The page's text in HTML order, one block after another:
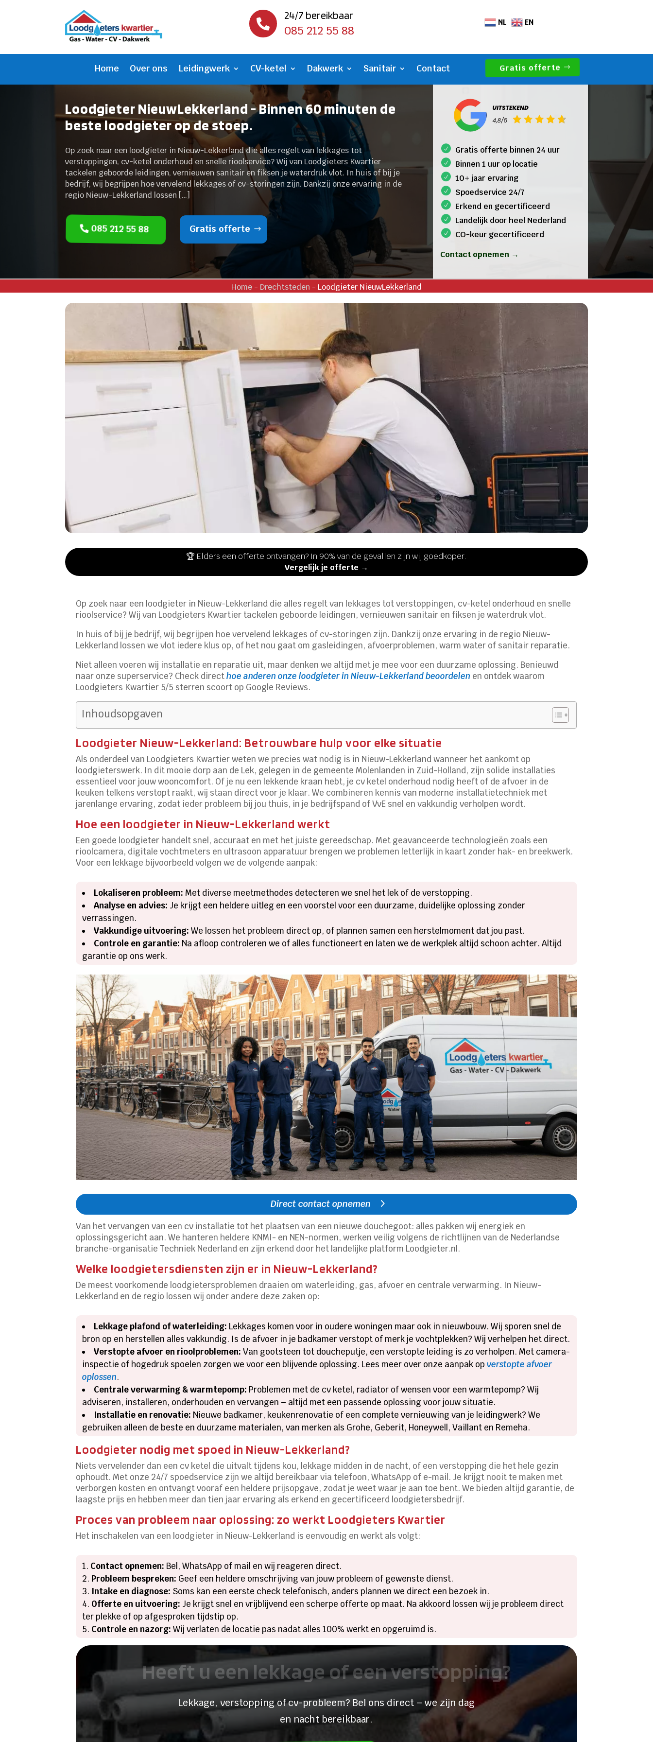

24/7 bereikbaar
085 212 55 88
NL EN
Home Over ons Leidingwerk CV-ketel Dakwerk Sanitair Contact Gratis offerte
Loodgieter NieuwLekkerland - Binnen 60 minuten de
beste loodgieter op de stoep.
Op zoek naar een loodgieter in Nieuw-Lekkerland die alles regelt van lekkages tot
verstoppingen, cv-ketel onderhoud en snelle rioolservice? Wij van Loodgieters Kwartier
tackelen geboorde leidingen, vernieuwen sanitair en fiksen je waterdruk vlot. In huis of bij je
bedrijf, wij begrijpen hoe vervelend lekkages of cv-storingen zijn. Dankzij onze ervaring in de
regio Nieuw-Lekkerland lossen […]
085 212 55 88 Gratis offerte
Gratis offerte binnen 24 uur
Binnen 1 uur op locatie
10+ jaar ervaring
Spoedservice 24/7
Erkend en gecertificeerd
Landelijk door heel Nederland
CO-keur gecertificeerd
Contact opnemen →
Home - Drechtsteden - Loodgieter NieuwLekkerland
🏆 Elders een offerte ontvangen? In 90% van de gevallen zijn wij goedkoper.
Vergelijk je offerte →
Op zoek naar een loodgieter in Nieuw-Lekkerland die alles regelt van lekkages tot verstoppingen, cv-ketel onderhoud en snelle
rioolservice? Wij van Loodgieters Kwartier tackelen geboorde leidingen, vernieuwen sanitair en fiksen je waterdruk vlot.
In huis of bij je bedrijf, wij begrijpen hoe vervelend lekkages of cv-storingen zijn. Dankzij onze ervaring in de regio Nieuw-
Lekkerland lossen we vlot iedere klus op, of het nou gaat om gasleidingen, afvoerproblemen, warm water of sanitair reparatie.
Niet alleen voeren wij installatie en reparatie uit, maar denken we altijd met je mee voor een duurzame oplossing. Benieuwd
naar onze superservice? Check directhoe anderen onze loodgieter in Nieuw-Lekkerland beoordelen en ontdek waarom
Loodgieters Kwartier 5/5 sterren scoort op Google Reviews.
Inhoudsopgaven
Loodgieter Nieuw-Lekkerland: Betrouwbare hulp voor elke situatie
Als onderdeel van Loodgieters Kwartier weten we precies wat nodig is in Nieuw-Lekkerland wanneer het aankomt op
loodgieterswerk. In dit mooie dorp aan de Lek, gelegen in de gemeente Molenlanden in Zuid-Holland, zijn solide installaties
essentieel voor jouw wooncomfort. Of je nu een lekkende kraan hebt, je cv ketel onderhoud nodig heeft of de afvoer in de
keuken telkens verstopt raakt, wij staan direct voor je klaar. We combineren kennis van moderne installatietechniek met
jarenlange ervaring, zodat ieder probleem bij jou thuis, in je bedrijfspand of VvE snel en vakkundig verholpen wordt.
Hoe een loodgieter in Nieuw-Lekkerland werkt
Een goede loodgieter handelt snel, accuraat en met het juiste gereedschap. Met geavanceerde technologieën zoals een
rioolcamera, digitale vochtmeters en ultrasoon apparatuur brengen we problemen letterlijk in kaart zonder hak- en breekwerk.
Voor een lekkage bijvoorbeeld volgen we de volgende aanpak:
Lokaliseren probleem: Met diverse meetmethodes detecteren we snel het lek of de verstopping.
Analyse en advies: Je krijgt een heldere uitleg en een voorstel voor een duurzame, duidelijke oplossing zonder
verrassingen.
Vakkundige uitvoering: We lossen het probleem direct op, of plannen samen een herstelmoment dat jou past.
Controle en garantie: Na afloop controleren we of alles functioneert en laten we de werkplek altijd schoon achter. Altijd
garantie op ons werk.
Direct contact opnemen
Van het vervangen van een cv installatie tot het plaatsen van een nieuwe douchegoot: alles pakken wij energiek en
oplossingsgericht aan. We hanteren heldere KNMI- en NEN-normen, werken veilig volgens de richtlijnen van de Nederlandse
branche-organisatie Techniek Nederland en zijn erkend door het landelijke platform Loodgieter.nl.
Welke loodgietersdiensten zijn er in Nieuw-Lekkerland?
De meest voorkomende loodgietersproblemen draaien om waterleiding, gas, afvoer en centrale verwarming. In Nieuw-
Lekkerland en de regio lossen wij onder andere deze zaken op:
Lekkage plafond of waterleiding: Lekkages komen voor in oudere woningen maar ook in nieuwbouw. Wij sporen snel de
bron op en herstellen alles vakkundig. Is de afvoer in je badkamer verstopt of merk je vochtplekken? Wij verhelpen het direct.
Verstopte afvoer en rioolproblemen: Van gootsteen tot doucheputje, een verstopte leiding is zo verholpen. Met camera-
inspectie of hogedruk spoelen zorgen we voor een blijvende oplossing. Lees meer over onze aanpak opverstopte afvoer
oplossen.
Centrale verwarming & warmtepomp: Problemen met de cv ketel, radiator of wensen voor een warmtepomp? Wij
adviseren, installeren, onderhouden en vervangen – altijd met een passende oplossing voor jouw situatie.
Installatie en renovatie: Nieuwe badkamer, keukenrenovatie of een complete vernieuwing van je leidingwerk? We
gebruiken alleen de beste en duurzame materialen, van merken als Grohe, Geberit, Honeywell, Vaillant en Remeha.
Loodgieter nodig met spoed in Nieuw-Lekkerland?
Niets vervelender dan een cv ketel die uitvalt tijdens kou, lekkage midden in de nacht, of een verstopping die het hele gezin
ophoudt. Met onze 24/7 spoedservice zijn we altijd bereikbaar via telefoon, WhatsApp of e-mail. Je krijgt nooit te maken met
verborgen kosten en ontvangt vooraf een heldere prijsopgave, zodat je weet waar je aan toe bent. We bieden altijd garantie, de
laagste prijs en hebben meer dan tien jaar ervaring als erkend en gecertificeerd loodgietersbedrijf.
Proces van probleem naar oplossing: zo werkt Loodgieters Kwartier
Het inschakelen van een loodgieter in Nieuw-Lekkerland is eenvoudig en werkt als volgt:
Contact opnemen: Bel, WhatsApp of mail en wij reageren direct.
Probleem bespreken: Geef een heldere omschrijving van jouw probleem of gewenste dienst.
Intake en diagnose: Soms kan een eerste check telefonisch, anders plannen we direct een bezoek in.
Offerte en uitvoering: Je krijgt snel en vrijblijvend een scherpe offerte op maat. Na akkoord lossen wij je probleem direct
ter plekke of op afgesproken tijdstip op.
Controle en nazorg: Wij verlaten de locatie pas nadat alles 100% werkt en opgeruimd is.
Heeft u een lekkage of een verstopping?
Lekkage, verstopping of cv-probleem? Bel ons direct – we zijn dag
en nacht bereikbaar.